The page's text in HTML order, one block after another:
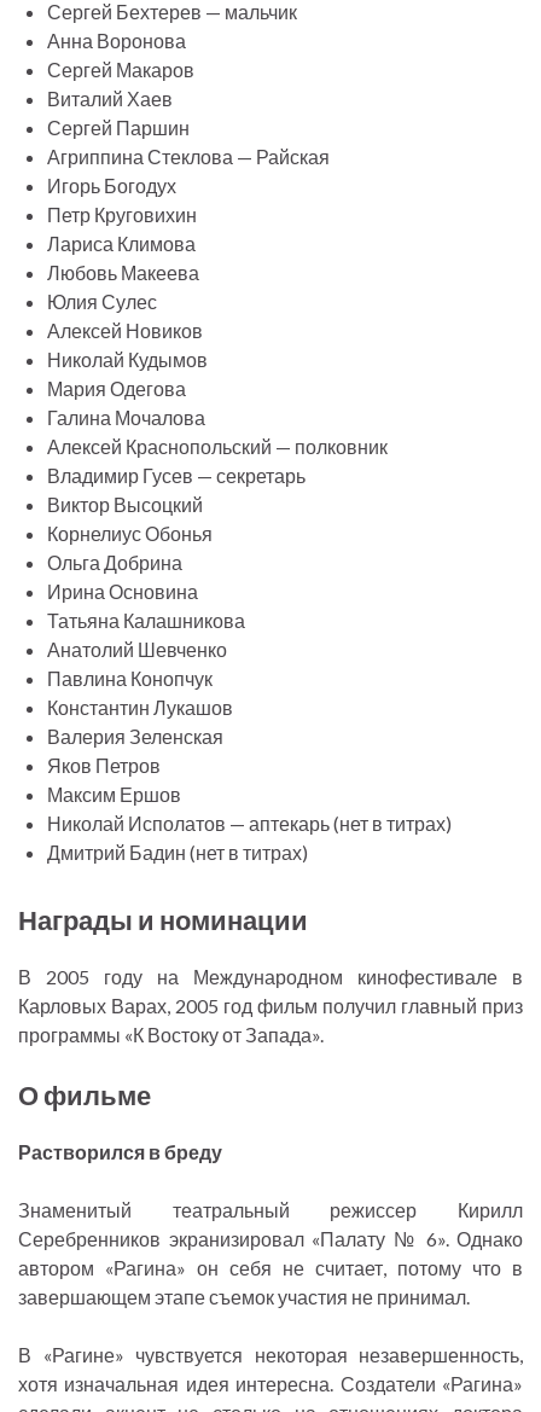
Сергей Бехтерев — мальчик
Анна Воронова
Сергей Макаров
Виталий Хаев
Сергей Паршин
Агриппина Стеклова — Райская
Игорь Богодух
Петр Круговихин
Лариса Климова
Любовь Макеева
Юлия Сулес
Алексей Новиков
Николай Кудымов
Мария Одегова
Галина Мочалова
Алексей Краснопольский — полковник
Владимир Гусев — секретарь
Виктор Высоцкий
Корнелиус Обонья
Ольга Добрина
Ирина Основина
Татьяна Калашникова
Анатолий Шевченко
Павлина Конопчук
Константин Лукашов
Валерия Зеленская
Яков Петров
Максим Ершов
Николай Исполатов — аптекарь (нет в титрах)
Дмитрий Бадин (нет в титрах)
Награды и номинации
В 2005 году на Международном кинофестивале в
Карловых Варах, 2005 год фильм получил главный приз
программы «К Востоку от Запада».
О фильме
Растворился в бреду
Знаменитый театральный режиссер Кирилл
Серебренников экранизировал «Палату № 6». Однако
автором «Рагина» он себя не считает, потому что в
завершающем этапе съемок участия не принимал.
В «Рагине» чувствуется некоторая незавершенность,
хотя изначальная идея интересна. Создатели «Рагина»